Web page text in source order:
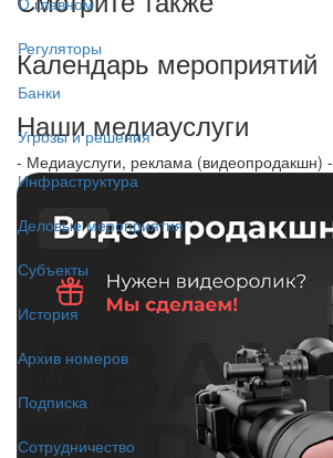
Регуляторы
Банки
Угрозы и решения
Инфраструктура
Деловые мероприятия
Субъекты
История
Архив номеров
Подписка
Сотрудничество
Календарь мероприятий
Наши медиауслуги
- Медиауслуги, реклама (видеопродакшн) -